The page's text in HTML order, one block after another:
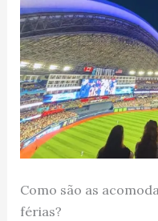
Como são as
férias?